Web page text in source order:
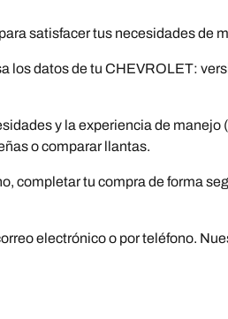
satisfacer tus necesidades de
los datos de tu CHEVROLET:
y la experiencia de manejo
o comparar llantas.
completar tu compra de forma
electrónico o por teléfono.